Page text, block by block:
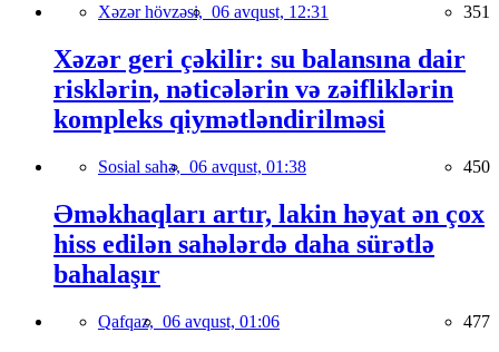
Xəzər hövzəsi, 06 avqust, 12:31 351
Xəzər geri çəkilir: su balansına dair
risklərin, nəticələrin və zəifliklərin
kompleks qiymətləndirilməsi
Sosial sahə, 06 avqust, 01:38 450
Əməkhaqları artır, lakin həyat ən çox
hiss edilən sahələrdə daha sürətlə
bahalaşır
Qafqaz, 06 avqust, 01:06 477